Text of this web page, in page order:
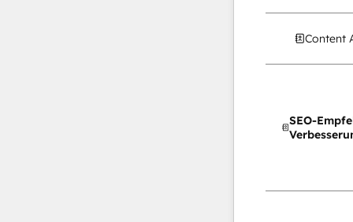
Content
SEO-